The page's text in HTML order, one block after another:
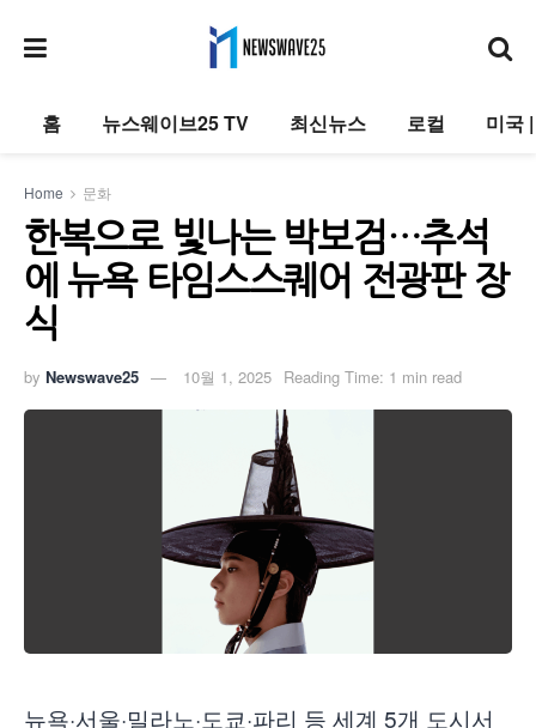
홈 뉴스웨이브25 TV 최신뉴스 로컬 미국
Home 문화
한복으로 빛나는 박보검…추석
에 뉴욕 타임스스퀘어 전광판 장
식
by Newswave25 10월 1, 2025 Reading Time: 1 min read
뉴욕·서울·밀라노·도쿄·파리 등 세계 5개 도시서